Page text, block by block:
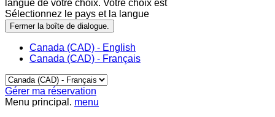
langue de votre choix. Votre choix est
Sélectionnez le pays et la langue
Fermer la boîte de dialogue.
Canada (CAD) - English
Canada (CAD) - Français
Gérer ma réservation
Menu principal. menu